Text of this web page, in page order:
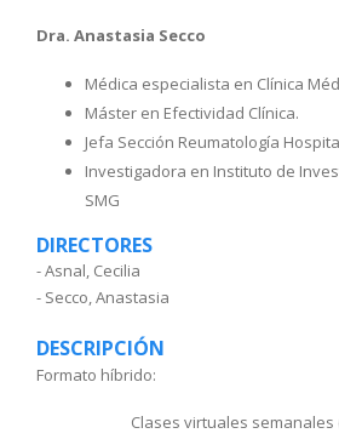
Dra. Anastasia Secco
Médica especialista en Clínica
Máster en Efectividad Clínica.
Jefa Sección Reumatología
Investigadora en Instituto de
SMG
DIRECTORES
- Asnal, Cecilia
- Secco, Anastasia
DESCRIPCIÓN
Formato híbrido:
Clases virtuales semanales (6